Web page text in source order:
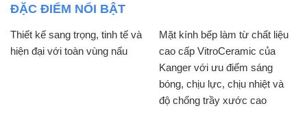
ĐẶC ĐIỂM NỔI BẬT
Thiết kế sang trọng, tinh tế và
hiện đại với toàn vùng nấu
Mặt kính bếp làm từ chất liệu
cao cấp VitroCeramic của
Kanger với ưu điểm sáng
bóng, chịu lực, chịu nhiệt và
độ chống trầy xước cao